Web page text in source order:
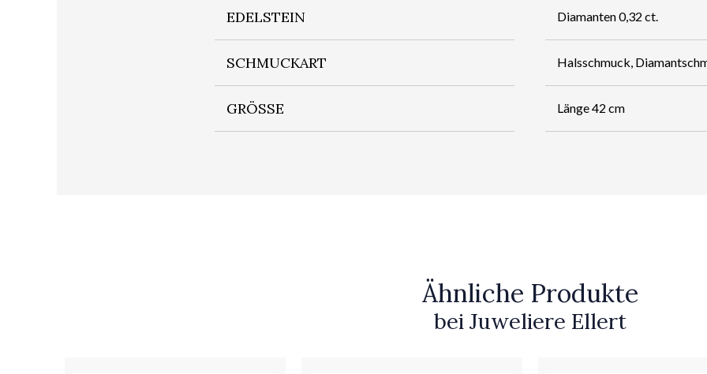
EDELSTEIN Diamanten 0,32 ct.
SCHMUCKART Halsschmuck,
GRÖSSE Länge 42 cm
Ähnliche Produkte
bei Juweliere Ellert